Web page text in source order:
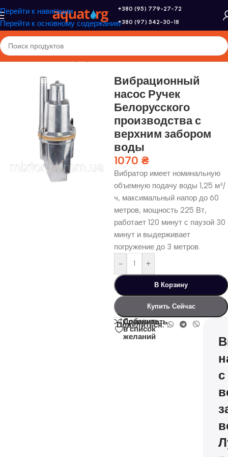
Перейти к навигации
Перейти к основному содержанию
+380 (95) 779-27-72
+380 (97) 542-30-18
Главная/Насосы/Вибрационные насосы
Вибрационный
насос Ручек
Белорусского
производства с
верхним забором
воды
1070 ₴
Вибратор имеет номинальную
объемную подачу воды 1,25 м³/
ч, максимальный напор до 60
метров, мощность 225 Вт,
работает 120 минут с паузой 30
минут и выдерживает
погружение до 3 метров.
-
+
В Корзину
Купить Сейчас
Сравнивать
Добавить
в список
желаний
Поделиться:
с